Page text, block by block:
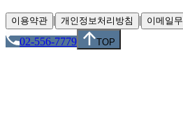
이용약관 | 개인정보처리방침 | 이메일
02-556-7779
TOP